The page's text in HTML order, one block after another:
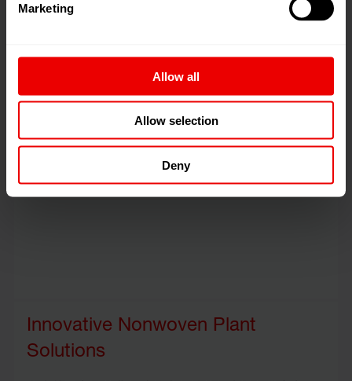
Marketing
Allow all
Allow selection
Deny
通过 BCF 设备 BCF S8 和 BCF S+，纽马格提供了一
备。
短纤维技术
Innovative Nonwoven Plant
Solutions